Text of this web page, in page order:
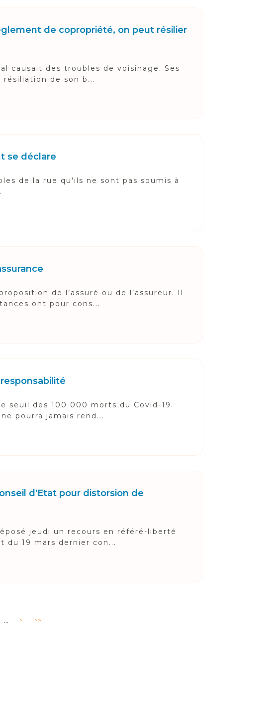
de copropriété, on peut résilier
causait des troubles de voisinage. Ses
de son b...
se déclare
de la rue qu'ils ne sont pas soumis à
de l’assuré ou de l’assureur. Il
ont pour cons...
seuil des 100 000 morts du Covid-19.
pourra jamais rend...
d'Etat pour distorsion de
jeudi un recours en référé-liberté
du 19 mars dernier con...
... > >>